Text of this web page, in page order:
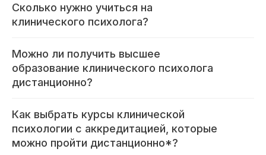
Сколько нужно учиться на
клинического психолога?
Можно ли получить высшее
образование клинического психолога
дистанционно?
Как выбрать курсы клинической
психологии с аккредитацией, которые
можно пройти дистанционно*?
Новые курсы
Неврология
Эндокринология
Детская нутрициология
Способы оплаты
Отзывы
Контакты